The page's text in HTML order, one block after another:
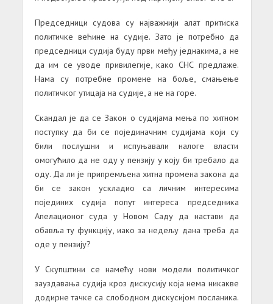
Председници судова су најважнији алат притиска
политичке већине на судије. Зато је потребно да
председници судија буду први међу једнакима, а не
да им се уводе привилегије, како СНС предлаже.
Нама су потребне промене на боље, смањење
политичког утицаја на судије, а не на горе.
Скандал је да се Закон о судијама мења по хитном
поступку да би се појединачним судијама који су
били послушни и испуњавали налоге власти
омогућило да не оду у пензију у коју би требало да
оду. Да ли је припремљена хитна промена закона да
би се закон ускладио са личним интересима
појединих судија попут интереса председника
Апелационог суда у Новом Саду да настави да
обавља ту функцију, иако за недељу дана треба да
оде у пензију?
У Скупштини се намећу нови модели политичког
зауздавања судија кроз дискусију која нема никакве
додирне тачке са слободном дискусијом посланика.